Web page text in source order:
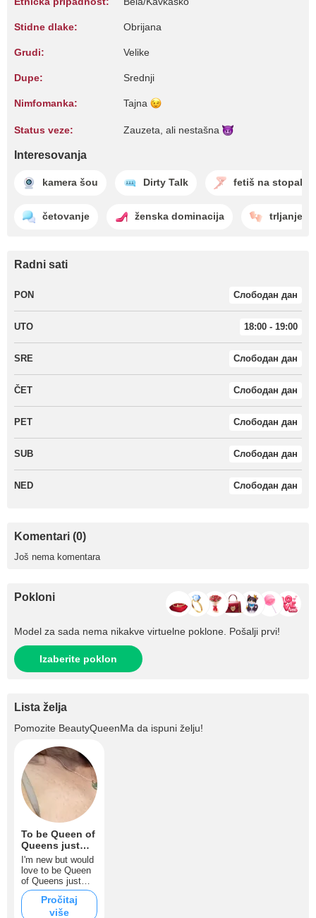
Stidne dlake: Obrijana
Grudi: Velike
Dupe: Srednji
Nimfomanka: Tajna
Status veze: Zauzeta, ali nestašna
Interesovanja
kamera šou Dirty Talk fetiš na stopala
četovanje ženska dominacija trljanje
Radni sati
PON Слободан дан
UTO 18:00 - 19:00
SRE Слободан дан
ČET Слободан дан
PET Слободан дан
SUB Слободан дан
NED Слободан дан
Komentari (0)
Još nema komentara
Pokloni
Model za sada nema nikakve virtuelne poklone. Pošalji prvi!
Izaberite poklon
Lista želja
Pomozite BeautyQueenMa da ispuni želju!
To be Queen of
Queens just
once
I'm new but would
love to be Queen
of Queens just
one time !
Pročitaj
više